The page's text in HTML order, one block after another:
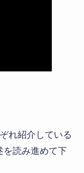
れ紹介している
を読み進めて下